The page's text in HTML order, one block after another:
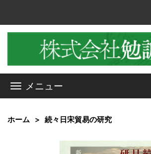
メニュー
ホーム 続々日宋貿易の研究